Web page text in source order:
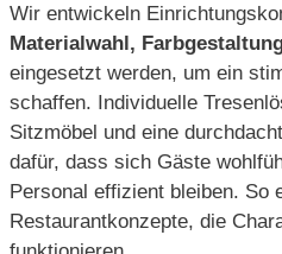
Wir entwickeln
Materialwahl,
eingesetzt werden, um ein
schaffen. Individuelle
Sitzmöbel und eine
dafür, dass sich Gäste
Personal effizient bleiben. So
Restaurantkonzepte, die